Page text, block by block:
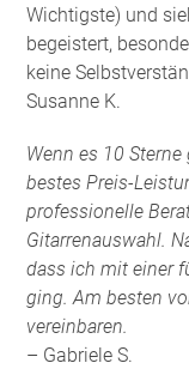
Wichtigste) und
begeistert,
keine
Susanne K.
Wenn es 10
bestes Preis-
professionelle
Gitarrenauswahl.
dass ich mit einer
ging. Am besten
vereinbaren.
– Gabriele S.